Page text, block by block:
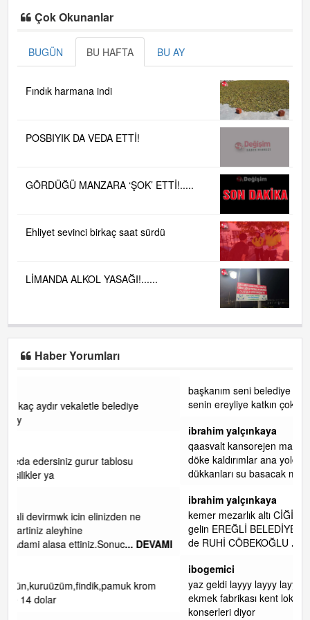
Çok Okunanlar
BUGÜN BU HAFTA BU AY
Fındık harmana indi
POSBIYIK DA VEDA ETTİ!
GÖRDÜĞÜ MANZARA ‘ŞOK’ ETTİ!.....
Ehliyet sevinci birkaç saat sürdü
LİMANDA ALKOL YASAĞI!......
Haber Yorumları
başkanım seni belediye başkanlığında da görmek isteriz
senin ereyliye katkın çok oldu daha da olacaktır
qaasvalt kansorejen madde mahalle aralarında asvalt döke
döke kaldırımlar ana yoldan aşağıda kaldı bi yağmurda
dükkanları su basacak ma
... DEVAMI
kemer mezarlık altı CİĞİRLİK deniz kenarına giden yola
gelin EREĞLİ BELEDİYESİ o boruları zamanında tüm ereğli
de RUHİ CÖBEKOĞLU ... DEVAMI
yaz geldi layyy layyy layy lom festivalleri başladı biz halk
ekmek fabrikası kent lokantası diyoruz ağacum yaz